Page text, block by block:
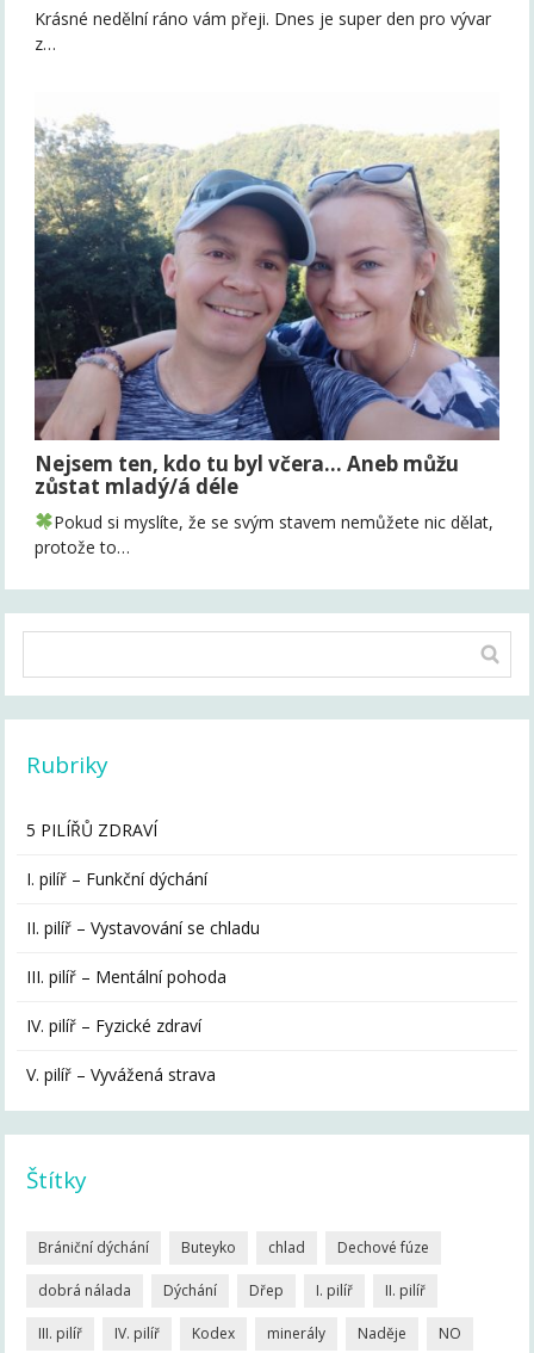
Krásné nedělní ráno vám přeji. Dnes je super den pro vývar
z…
Nejsem ten, kdo tu byl včera... Aneb můžu
zůstat mladý/á déle
Pokud si myslíte, že se svým stavem nemůžete nic dělat,
protože to…
Rubriky
5 PILÍŘŮ ZDRAVÍ
I. pilíř – Funkční dýchání
II. pilíř – Vystavování se chladu
III. pilíř – Mentální pohoda
IV. pilíř – Fyzické zdraví
V. pilíř – Vyvážená strava
Štítky
Brániční dýchání Buteyko chlad Dechové fúze
dobrá nálada Dýchání Dřep I. pilíř II. pilíř
III. pilíř IV. pilíř Kodex minerály Naděje NO